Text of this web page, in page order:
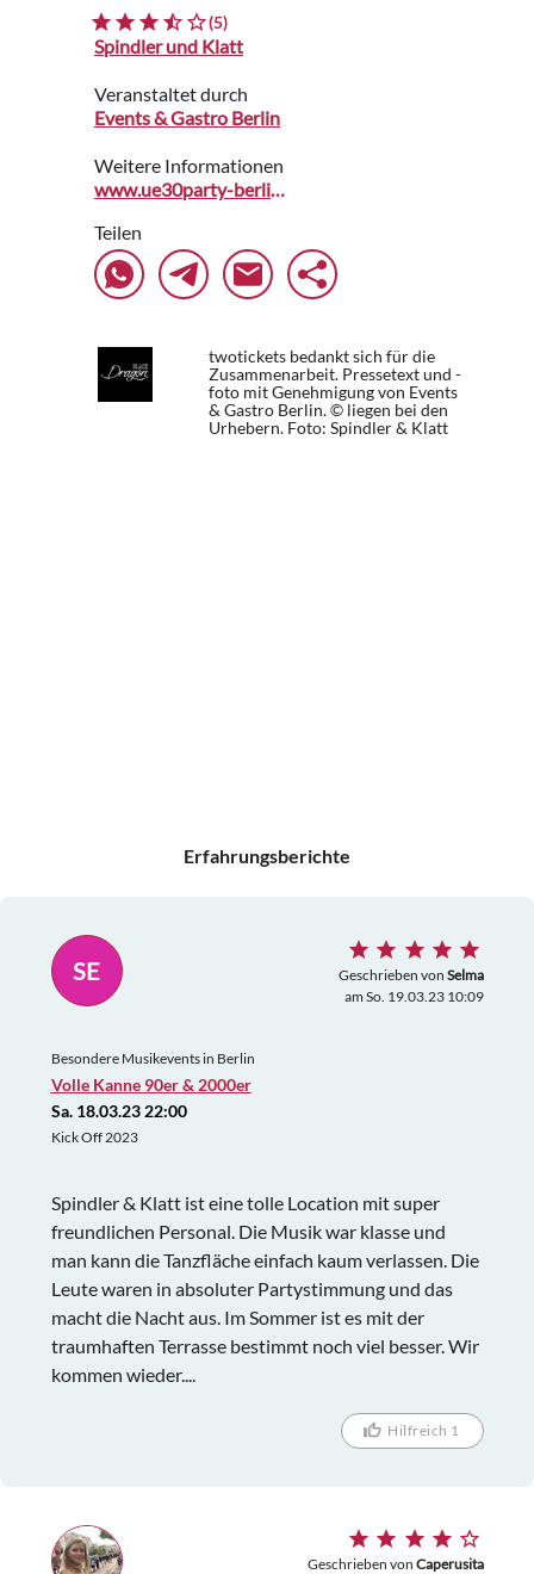
(5)
Spindler und Klatt
Veranstaltet durch
Events & Gastro Berlin
Weitere Informationen
www.ue30party-berlin.de
Teilen
twotickets bedankt sich für die
Zusammenarbeit. Pressetext und -
foto mit Genehmigung von Events
& Gastro Berlin. © liegen bei den
Urhebern. Foto: Spindler & Klatt
Erfahrungsberichte
SE Geschrieben von Selma
am So. 19.03.23 10:09
Besondere Musikevents in Berlin
Volle Kanne 90er & 2000er
Sa. 18.03.23 22:00
Kick Off 2023
Spindler & Klatt ist eine tolle Location mit super
freundlichen Personal. Die Musik war klasse und
man kann die Tanzfläche einfach kaum verlassen. Die
Leute waren in absoluter Partystimmung und das
macht die Nacht aus. Im Sommer ist es mit der
traumhaften Terrasse bestimmt noch viel besser. Wir
kommen wieder....
Hilfreich 1
Geschrieben von Caperusita